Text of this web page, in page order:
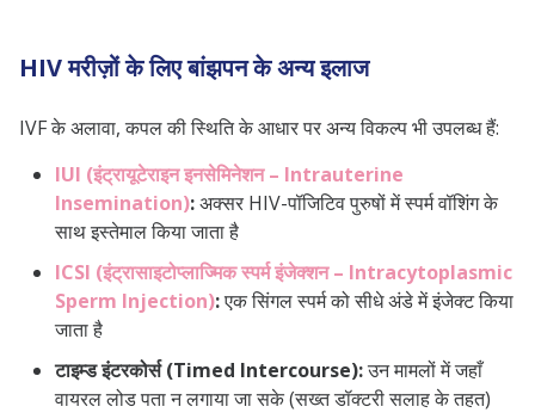
HIV मरीज़ों के लिए बांझपन के अन्य इलाज
IVF के अलावा, कपल की स्थिति के आधार पर अन्य विकल्प भी उपलब्ध हैं:
IUI (इंट्रायूटेराइन इनसेमिनेशन – Intrauterine
Insemination):अक्सर HIV-पॉजिटिव पुरुषों में स्पर्म वॉशिंग के
साथ इस्तेमाल किया जाता है
ICSI (इंट्रासाइटोप्लाज्मिक स्पर्म इंजेक्शन – Intracytoplasmic
Sperm Injection):एक सिंगल स्पर्म को सीधे अंडे में इंजेक्ट किया
जाता है
टाइम्ड इंटरकोर्स (Timed Intercourse):उन मामलों में जहाँ
वायरल लोड पता न लगाया जा सके (सख्त डॉक्टरी सलाह के तहत)